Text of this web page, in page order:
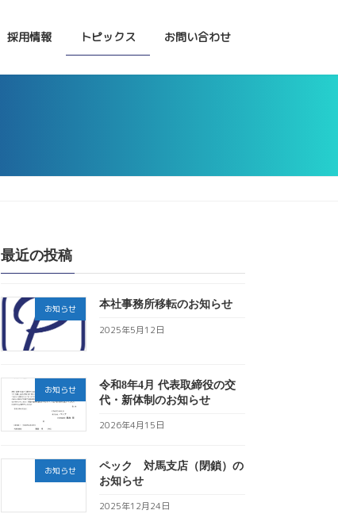
採用情報 トピックス お問い合わせ
最近の投稿
お知らせ 本社事務所移転のお知らせ
2025年5月12日
お知らせ
令和8年4月 代表取締役の交
代・新体制のお知らせ
2026年4月15日
お知らせ
ペック 対馬支店（閉鎖）の
お知らせ
2025年12月24日